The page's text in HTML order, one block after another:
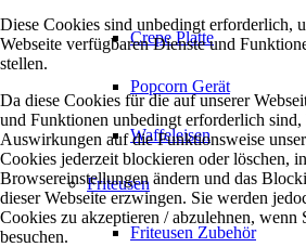
Crepe Platte
Popcorn Gerät
Waffeleisen
Friteusen
Friteusen Zubehör
Diese Cookies sind unbedingt erforderlich,
Webseite verfügbaren Dienste und
stellen.
Da diese Cookies für die auf unserer
und Funktionen unbedingt erforderlich
Auswirkungen auf die Funktionsweise
Cookies jederzeit blockieren oder löschen,
Browsereinstellungen ändern und das
dieser Webseite erzwingen. Sie werden
Cookies zu akzeptieren / abzulehnen, wenn
besuchen.